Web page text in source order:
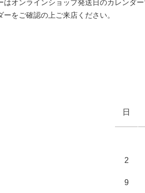
はオンラインショップ発送日のカレンダ
をご確認の上ご来店ください。
日
2
9